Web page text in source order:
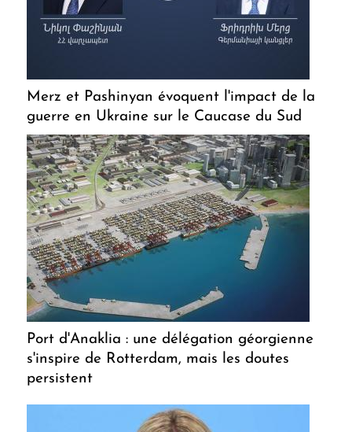
Merz et Pashinyan évoquent l'impact de la
guerre en Ukraine sur le Caucase du Sud
Port d'Anaklia : une délégation géorgienne
s'inspire de Rotterdam, mais les doutes
persistent